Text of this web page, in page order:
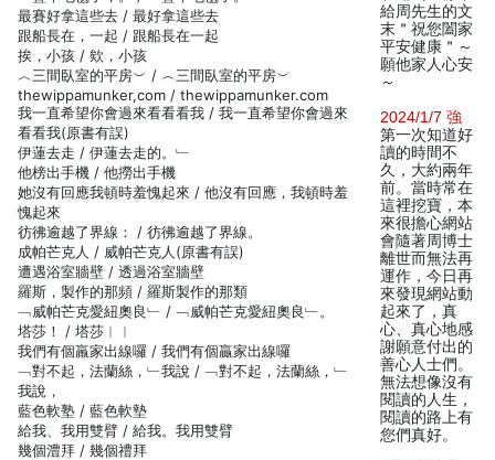
最賽好拿這些去 / 最好拿這些去
跟船長在，一起 / 跟船長在一起
挨，小孩 / 欸，小孩
︿三間臥室的平房︶ / ︵三間臥室的平房︶
thewippamunker,com / thewippamunker.com
我一直希望你會過來看看看我 / 我一直希望你會過來
看看我(原書有誤)
伊蓮去走 / 伊蓮去走的。﹂
他榜出手機 / 他撈出手機
她沒有回應我頓時羞愧起來 / 他沒有回應，我頓時羞
愧起來
彷彿逾越了界線： / 彷彿逾越了界線。
成帕芒克人 / 威帕芒克人(原書有誤)
遭遇浴室牆壁 / 透過浴室牆壁
羅斯，製作的那頻 / 羅斯製作的那類
﹁威帕芒克愛紐奧良﹂ / ﹁威帕芒克愛紐奧良﹂。
塔莎！ / 塔莎︱︱
我們有個羸家出線囉 / 我們有個贏家出線囉
﹁對不起，法蘭絲，﹂我說 / ﹁對不起，法蘭絲，﹂
我說，
藍色軟塾 / 藍色軟墊
給我、我用雙臂 / 給我。我用雙臂
幾個澧拜 / 幾個禮拜
給周先生的文
末＂祝您闔家
平安健康＂～
願他家人心安
～
2024/1/7 強
第一次知道好
讀的時間不
久，大約兩年
前。當時常在
這裡挖寶，本
來很擔心網站
會隨著周博士
離世而無法再
運作，今日再
來發現網站動
起來了，真
心、真心地感
謝願意付出的
善心人士們。
無法想像沒有
閱讀的人生，
閱讀的路上有
您們真好。